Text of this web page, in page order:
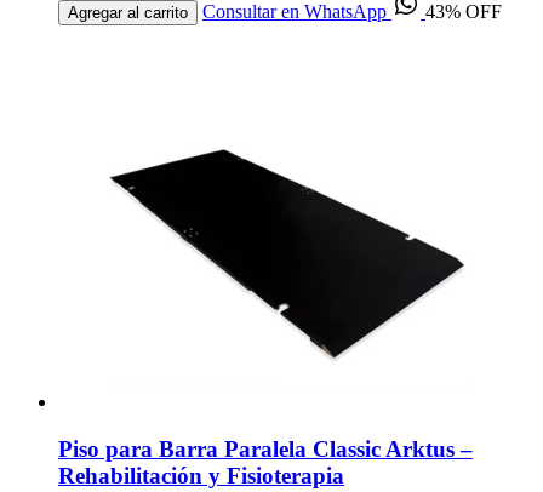
Agregar al carrito Consultar en WhatsApp 43% OFF
Piso para Barra Paralela Classic Arktus –
Rehabilitación y Fisioterapia